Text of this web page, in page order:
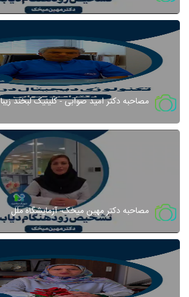
مصاحبه دکتر امید صوابی - کلینیک لبخند زیبا
مصاحبه دکتر مهین میخک- آزمایشگاه ملل